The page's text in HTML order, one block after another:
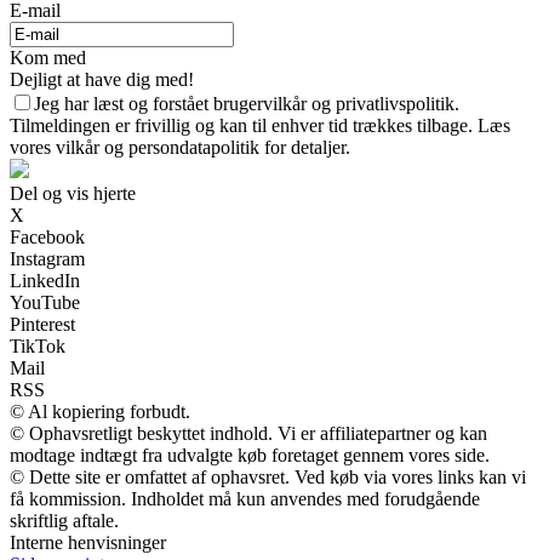
E-mail
Kom med
Dejligt at have dig med!
Jeg har læst og forstået brugervilkår og privatlivspolitik.
Tilmeldingen er frivillig og kan til enhver tid trækkes tilbage. Læs
vores vilkår og persondatapolitik for detaljer.
Del og vis hjerte
X
Facebook
Instagram
LinkedIn
YouTube
Pinterest
TikTok
Mail
RSS
© Al kopiering forbudt.
© Ophavsretligt beskyttet indhold. Vi er affiliatepartner og kan
modtage indtægt fra udvalgte køb foretaget gennem vores side.
© Dette site er omfattet af ophavsret. Ved køb via vores links kan vi
få kommission. Indholdet må kun anvendes med forudgående
skriftlig aftale.
Interne henvisninger